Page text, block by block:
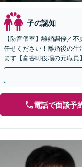
子の認知
【防音個室】離婚調停／
任せください！離婚後の生
ます【富谷町役場の元職
事務所です【LINE・メー
電話で面談予